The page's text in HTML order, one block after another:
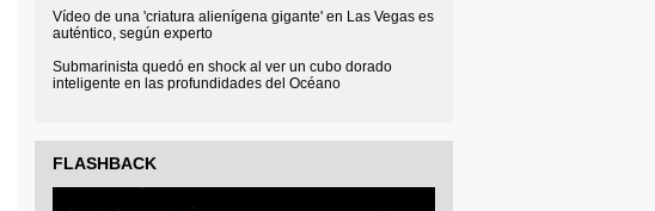
Vídeo de una 'criatura alienígena gigante' en Las Vegas es
auténtico, según experto
Submarinista quedó en shock al ver un cubo dorado
inteligente en las profundidades del Océano
FLASHBACK